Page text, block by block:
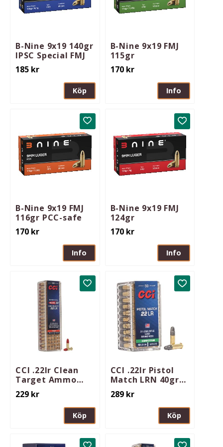
B-Nine 9x19 140gr
IPSC Special FMJ
185 kr
Köp
B-Nine 9x19 FMJ
115gr
170kr
Info
B-Nine 9x19 FMJ
116gr PCC-safe
170 kr
Lägg till i favoriter
Info
B-Nine 9x19 FMJ
124gr
170kr
Lägg till i
Info
CCI .22lr Clean
Target Ammo
Poly-Coat Led
Red RN
229 kr
Lägg till i favoriter
Köp
CCI .22lr Pistol
Match LRN 40gr
50st/ask
289kr
Lägg till i
Köp